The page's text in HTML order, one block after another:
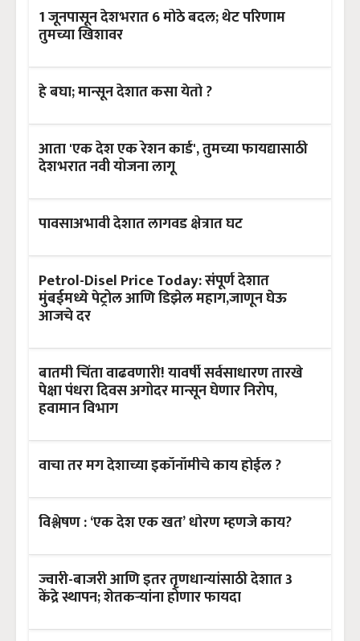
1 जूनपासून देशभरात 6 मोठे बदल; थेट परिणाम
तुमच्या खिशावर
हे बघा; मान्सून देशात कसा येतो ?
आता 'एक देश एक रेशन कार्ड', तुमच्या फायद्यासाठी
देशभरात नवी योजना लागू
पावसाअभावी देशात लागवड क्षेत्रात घट
Petrol-Disel Price Today: संपूर्ण देशात
मुंबईमध्ये पेट्रोल आणि डिझेल महाग,जाणून घेऊ
आजचे दर
बातमी चिंता वाढवणारी! यावर्षी सर्वसाधारण तारखे
पेक्षा पंधरा दिवस अगोदर मान्सून घेणार निरोप,
हवामान विभाग
वाचा तर मग देशाच्या इकॉनॉमीचे काय होईल ?
विश्लेषण : ‘एक देश एक खत’ धोरण म्हणजे काय?
ज्वारी-बाजरी आणि इतर तृणधान्यांसाठी देशात 3
केंद्रे स्थापन; शेतकऱ्यांना होणार फायदा